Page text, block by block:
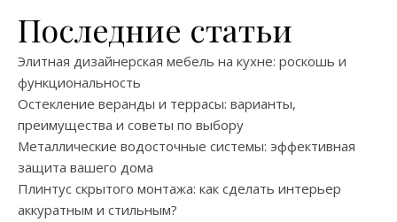
Последние статьи
Элитная дизайнерская мебель на кухне: роскошь и
функциональность
Остекление веранды и террасы: варианты,
преимущества и советы по выбору
Металлические водосточные системы: эффективная
защита вашего дома
Плинтус скрытого монтажа: как сделать интерьер
аккуратным и стильным?